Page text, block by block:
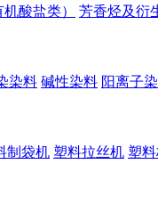
酸盐类） 芳香烃及衍
染料 碱性染料 阳离子
制袋机 塑料拉丝机 塑